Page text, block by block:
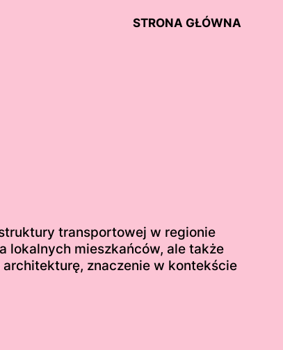
STRONA GŁÓWNA
transportowej w regionie
lokalnych mieszkańców, ale także
znaczenie w kontekście